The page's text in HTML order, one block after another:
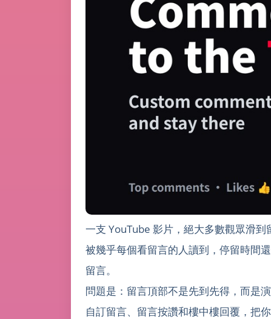
一支 YouTube 影片，絕大多數觀眾滑
被幾乎每個看留言的人讀到，停留時間
留言。
問題是：留言頂部不是先到先得，而是
自訂留言、留言按讚和樓中樓回覆，把